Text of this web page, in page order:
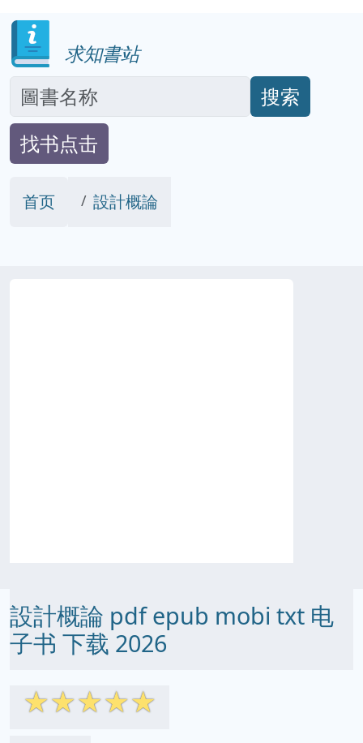
求知書站
搜索
找书点击
首页 設計概論
設計概論 pdf epub mobi txt 电
子书 下载 2026
☆☆☆☆☆